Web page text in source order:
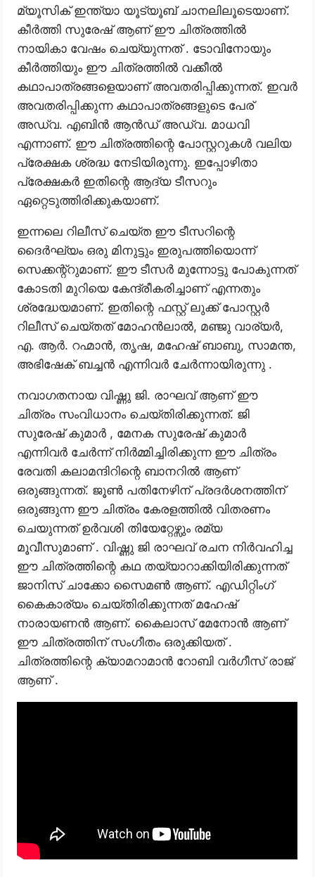
മ്യൂസിക് ഇന്ത്യാ യൂട്യൂബ് ചാനലിലൂടെയാണ്.
കീർത്തി സുരേഷ് ആണ് ഈ ചിത്രത്തിൽ
നായികാ വേഷം ചെയ്യുന്നത് . ടോവിനോയും
കീർത്തിയും ഈ ചിത്രത്തിൽ വക്കീൽ
കഥാപാത്രങ്ങളെയാണ് അവതരിപ്പിക്കുന്നത്. ഇവർ
അവതരിപ്പിക്കുന്ന കഥാപാത്രങ്ങളുടെ പേര്
അഡ്വ. എബിന്‍ ആന്‍ഡ് അഡ്വ. മാധവി
എന്നാണ്. ഈ ചിത്രത്തിന്റെ പോസ്റ്ററുകൾ വലിയ
പ്രേക്ഷക ശ്രദ്ധ നേടിയിരുന്നു. ഇപ്പോഴിതാ
പ്രേക്ഷകർ ഇതിന്റെ ആദ്യ ടീസറും
ഏറ്റെടുത്തിരിക്കുകയാണ്.
ഇന്നലെ റിലീസ് ചെയ്ത ഈ ടീസറിന്റെ
ദൈര്‍ഘ്യം ഒരു മിനുട്ടും ഇരുപത്തിയൊന്ന്
സെക്കന്റ്റുമാണ്. ഈ ടീസർ മുന്നോട്ടു പോകുന്നത്
കോടതി മുറിയെ കേന്ദ്രീകരിച്ചാണ് എന്നതും
ശ്രദ്ധേയമാണ്. ഇതിന്റെ ഫസ്റ്റ് ലുക്ക് പോസ്റ്റർ
റിലീസ് ചെയ്തത് മോഹന്‍ലാല്‍, മഞ്ജു വാര്യര്‍,
എ. ആര്‍. റഹ്മാന്‍, തൃഷ, മഹേഷ് ബാബു, സാമന്ത,
അഭിഷേക് ബച്ചന്‍ എന്നിവര്‍ ചേർന്നായിരുന്നു .
നവാഗതനായ വിഷ്ണു ജി. രാഘവ് ആണ് ഈ
ചിത്രം സംവിധാനം ചെയ്തിരിക്കുന്നത്. ജി
സുരേഷ് കുമാർ , മേനക സുരേഷ് കുമാർ
എന്നിവർ ചേർന്ന് നിർമ്മിച്ചിരിക്കുന്ന ഈ ചിത്രം
രേവതി കലാമന്ദിറിന്റെ ബാനറിൽ ആണ്
ഒരുങ്ങുന്നത്. ജൂൺ പതിനേഴിന് പ്രദർശനത്തിന്
ഒരുങ്ങുന്ന ഈ ചിത്രം കേരളത്തിൽ വിതരണം
ചെയുന്നത് ഉര്‍വശി തിയേറ്റേഴ്സും രമ്യ
മൂവീസുമാണ് . വിഷ്ണു ജി രാഘവ് രചന നിർവഹിച്ച
ഈ ചിത്രത്തിന്റെ കഥ തയ്യാറാക്കിയിരിക്കുന്നത്
ജാനിസ് ചാക്കോ സൈമൺ ആണ്. എഡിറ്റിംഗ്
കൈകാര്യം ചെയ്തിരിക്കുന്നത് മഹേഷ്
നാരായണന്‍ ആണ്. കൈലാസ് മേനോൻ ആണ്
ഈ ചിത്രത്തിന് സംഗീതം ഒരുക്കിയത് .
ചിത്രത്തിന്റെ ക്യാമറാമാൻ റോബി വര്‍ഗീസ് രാജ്
ആണ് .